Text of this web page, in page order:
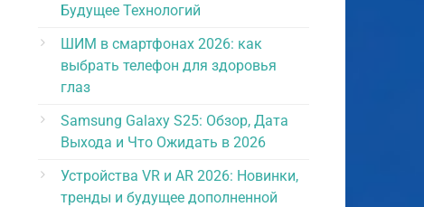
Будущее Технологий
ШИМ в смартфонах 2026: как
выбрать телефон для здоровья
глаз
Samsung Galaxy S25: Обзор, Дата
Выхода и Что Ожидать в 2026
Устройства VR и AR 2026: Новинки,
тренды и будущее дополненной